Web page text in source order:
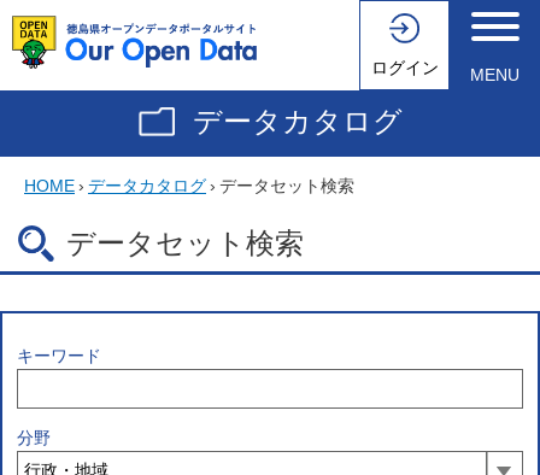
ログイン MENU
データカタログ
HOME› データカタログ› データセット検索
データセット検索
キーワード
分野